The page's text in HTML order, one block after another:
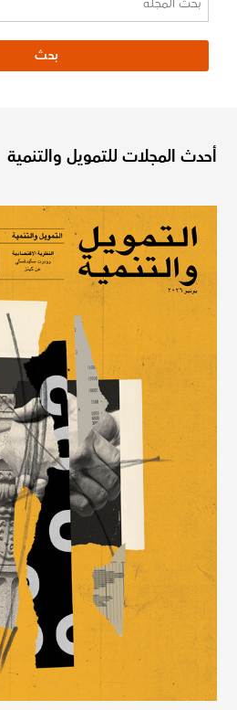
أحدث المجلات للتمويل والتنمية